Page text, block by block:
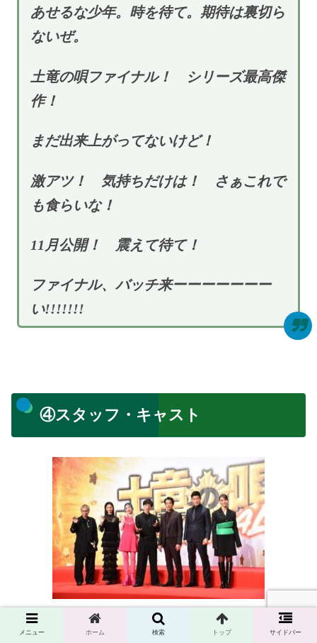
あせるな少年。時を待て。期待は裏切ら
ないぜ。
土竜の唄ファイナル！ シリーズ最高傑
作！
まだ出来上がってないけど！
激アツ！ 気持ちだけは！ さぁこれで
も食らいな！
11月公開！ 震えて待て！
ファイナル、バッチ来ーーーーーーー
い!!!!!!!
④スタッフ・キャスト
キャスト
メニュー ホーム 検索 トップ サイドバー